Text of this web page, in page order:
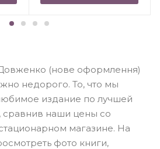
(нове оформлення)
недорого. То, что мы
издание по лучшей
сравнив наши цены со
магазине. На
фото книги,